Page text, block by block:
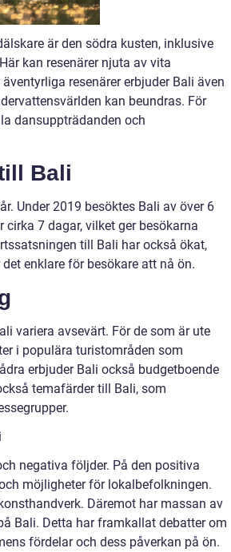
är den södra kusten, inklusive
kan resenärer njuta av vita
resenärer erbjuder Bali även
kan beundras. För
dansuppträdanden och
Bali
Under 2019 besöktes Bali av över 6
7 dagar, vilket ger besökarna
till Bali har också ökat,
enklare för besökare att nå ön.
variera avsevärt. För de som är ute
i populära turistområden som
erbjuder Bali också budgetboende
temafärder till Bali, som
negativa följder. På den positiva
möjligheter för lokalbefolkningen.
Däremot har massan av
Bali. Detta har framkallat debatter om
fördelar och dess påverkan på ön.